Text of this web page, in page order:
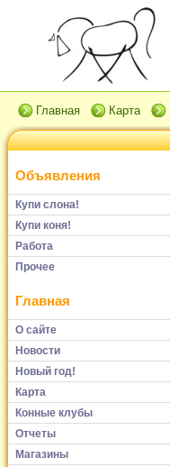
Главная Карта
Объявления
Купи слона!
Купи коня!
Работа
Прочее
Главная
О сайте
Новости
Новый год!
Карта
Конные клубы
Отчеты
Магазины